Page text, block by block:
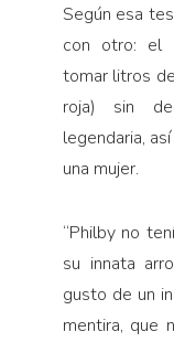
Según esa
con otro: el
tomar litros
roja) sin
legendaria,
una mujer.
“Philby no
su innata
gusto de un
mentira, que